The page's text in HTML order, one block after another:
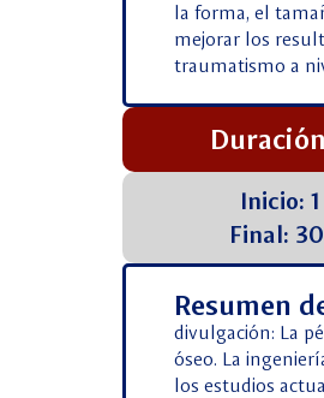
la forma, el
mejorar los
traumatismo a
Inicio:
Final:
Resumen
divulgación: La
óseo. La
los estudios